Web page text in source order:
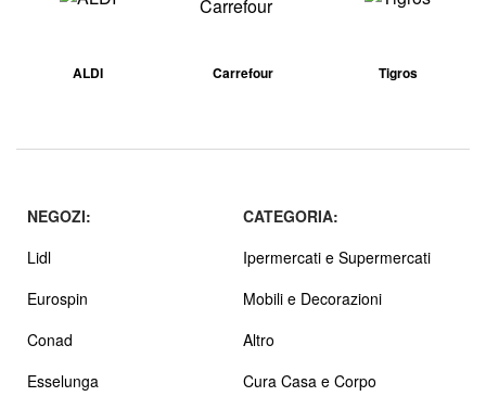
ALDI Carrefour Tigros
NEGOZI:
Lidl
Eurospin
Conad
Esselunga
CATEGORIA:
Ipermercati e Supermercati
Mobili e Decorazioni
Altro
Cura Casa e Corpo